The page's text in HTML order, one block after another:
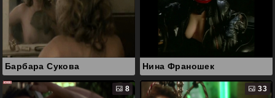
Барбара Сукова Нина Франошек
8 33